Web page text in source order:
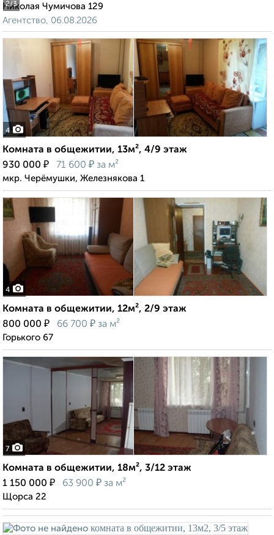
2/3
Николая Чумичова 129
Агентство, 06.08.2026
4
Комната в общежитии, 13м², 4/9 этаж
930 000 ₽ 71 600 ₽ за м²
мкр. Черёмушки, Железнякова 1
4
Комната в общежитии, 12м², 2/9 этаж
800 000 ₽ 66 700 ₽ за м²
Горького 67
7
Комната в общежитии, 18м², 3/12 этаж
1 150 000 ₽ 63 900 ₽ за м²
Щорса 22